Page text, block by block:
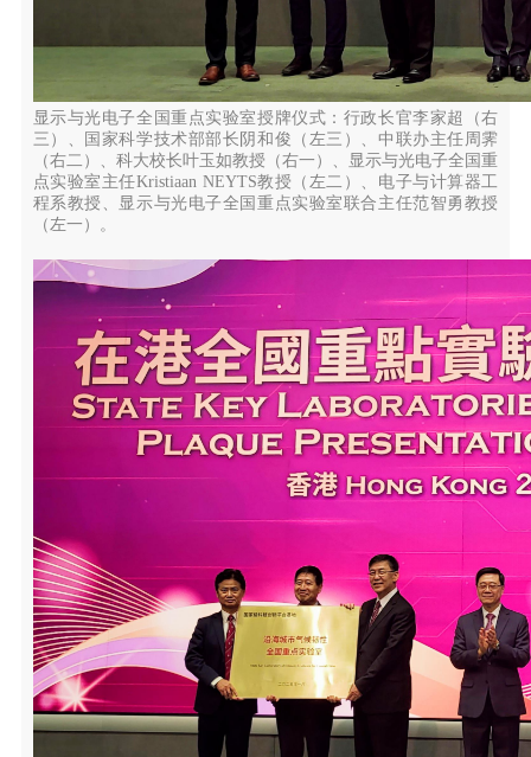
显示与光电子全国重点实验室授牌仪式：行政长官李家超（右
三）、国家科学技术部部长阴和俊（左三）、中联办主任周霁
（右二）、科大校长叶玉如教授（右一）、显示与光电子全国重
点实验室主任Kristiaan NEYTS教授（左二）、电子与计算器工
程系教授、显示与光电子全国重点实验室联合主任范智勇教授
（左一）。